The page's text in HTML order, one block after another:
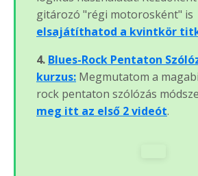
gitározó "régi motorosként" is
elsajátíthatod a kvintkör
4. Blues-Rock Pentaton
kurzus: Megmutatom a
rock pentaton szólózás
meg itt az első 2 videót.